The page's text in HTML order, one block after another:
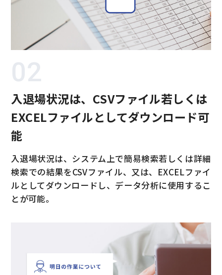
02
入退場状況は、CSVファイル若しくは
EXCELファイルとしてダウンロード可
能
入退場状況は、システム上で簡易検索若しくは詳細
検索での結果をCSVファイル、又は、EXCELファイ
ルとしてダウンロードし、データ分析に使用するこ
とが可能。